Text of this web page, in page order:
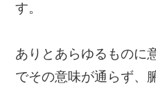
す。
ありとあらゆるものに
でその意味が通らず、